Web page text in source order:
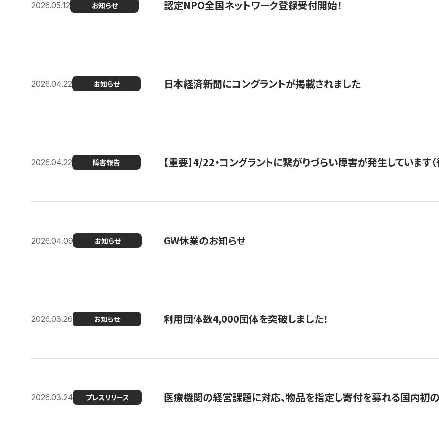
2026.05.12 お知らせ 認定NPO全国ネットワーク登録受付開始！
2026.04.22 お知らせ 日本経済新聞にコングラントが掲載されました
2026.04.22 障害報告 【重要】4/22・コングラントに繋がりづらい障害が発生しています（
2026.04.09 お知らせ GW休業のお知らせ
2026.03.26 お知らせ 利用団体数4,000団体を突破しました！
2026.03.24 プレスリリース 医療機関の経営課題に対応、物品を指定し寄付を募れる国内初の